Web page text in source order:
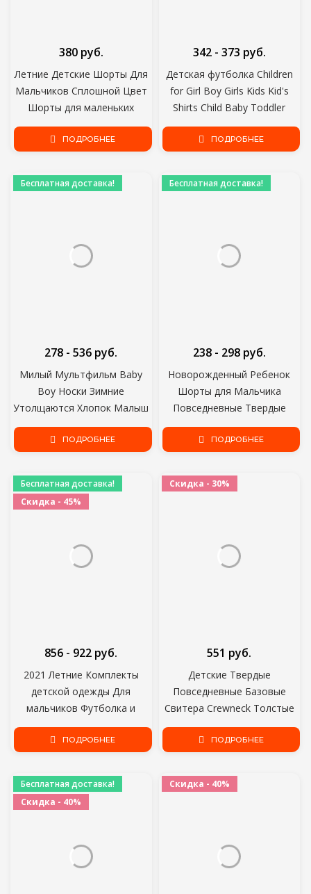
Летние Детские Шорты Для
Мальчиков Сплошной Цвет
Шорты для маленьких
девочек Хлопчатобумажные
Льняные Хлебные короткие
Шаровары 6 Месяцев-4 Года
380 руб.
ПОДРОБНЕЕ
Детская футболка Children
for Girl Boy Girls Kids Kid's
Shirts Child Baby Toddler
Unicorn Party Tee Tops
Clothing Short Tees
342 - 373 руб.
ПОДРОБНЕЕ
Бесплатная доставка!
Милый Мультфильм Baby
Boy Носки Зимние
Утолщаются Хлопок Малыш
Девушка Носки Мягкие
Животные Печати Детские
Носки
278 - 536 руб.
ПОДРОБНЕЕ
Бесплатная доставка!
Новорожденный Ребенок
Шорты для Мальчика
Повседневные Твердые
Детские Детские Шорты PP
Брюки Мальчики Шорты
Одежда для Мальчиков
Возраст от 12 м до 5 Т
238 - 298 руб.
ПОДРОБНЕЕ
Бесплатная доставка!
Скидка - 45%
2021 Летние Комплекты
детской одежды Для
мальчиков Футболка и
Шорты Брюки 2 шт.
Комплекты одежды Детская
маленьких мальчиков
856 - 922 руб.
ПОДРОБНЕЕ
Скидка - 30%
Детские Твердые
Повседневные Базовые
Свитера Crewneck Толстые
Дети Громоздкая Мягкая
Шерстяная Одежда для
зима Свитера с Капюшоном
Топ
551 руб.
ПОДРОБНЕЕ
Бесплатная доставка!
Скидка - 40%
Скидка - 40%